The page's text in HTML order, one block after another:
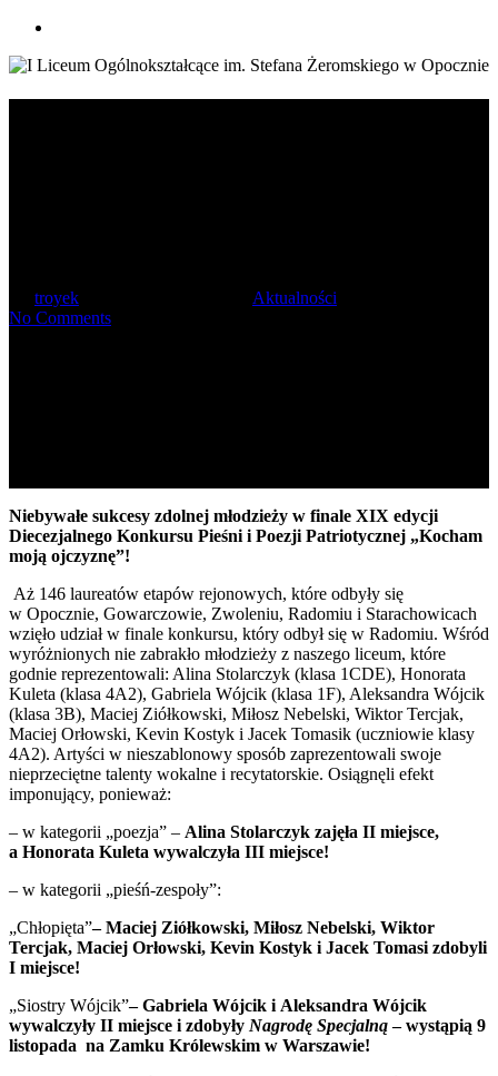
troyek
Aktualności
No Comments
Niebywałe sukcesy zdolnej młodzieży w finale XIX edycji
Diecezjalnego Konkursu Pieśni i Poezji Patriotycznej „Kocham
moją ojczyznę”!
Aż 146 laureatów etapów rejonowych, które odbyły się
w Opocznie, Gowarczowie, Zwoleniu, Radomiu i Starachowicach
wzięło udział w finale konkursu, który odbył się w Radomiu. Wśród
wyróżnionych nie zabrakło młodzieży z naszego liceum, które
godnie reprezentowali: Alina Stolarczyk (klasa 1CDE), Honorata
Kuleta (klasa 4A2), Gabriela Wójcik (klasa 1F), Aleksandra Wójcik
(klasa 3B), Maciej Ziółkowski, Miłosz Nebelski, Wiktor Tercjak,
Maciej Orłowski, Kevin Kostyk i Jacek Tomasik (uczniowie klasy
4A2). Artyści w nieszablonowy sposób zaprezentowali swoje
nieprzeciętne talenty wokalne i recytatorskie. Osiągnęli efekt
imponujący, ponieważ:
– w kategorii „poezja” – Alina Stolarczyk zajęła II miejsce,
a Honorata Kuleta wywalczyła III miejsce!
– w kategorii „pieśń-zespoły”:
„Chłopięta”– Maciej Ziółkowski, Miłosz Nebelski, Wiktor
Tercjak, Maciej Orłowski, Kevin Kostyk i Jacek Tomasi zdobyli
I miejsce!
„Siostry Wójcik”– Gabriela Wójcik i Aleksandra Wójcik
wywalczyły II miejsce i zdobyły Nagrodę Specjalną– wystąpią 9
listopada na Zamku Królewskim w Warszawie!